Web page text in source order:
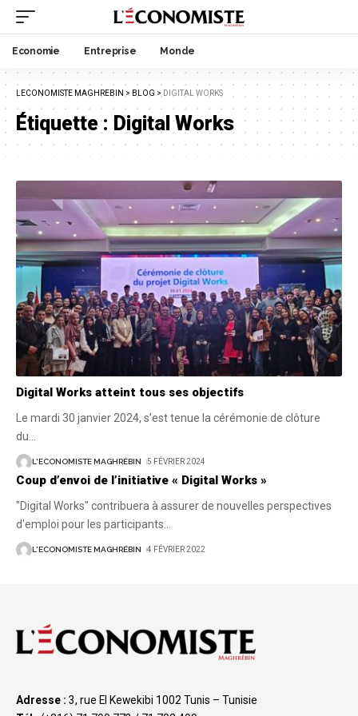
Economie Entreprise Monde
LECONOMISTE MAGHREBIN > BLOG > DIGITAL WORKS
Étiquette :Digital Works
Digital Works atteint tous ses objectifs
Le mardi 30 janvier 2024, s’est tenue la cérémonie de clôture
du
L'ECONOMISTE MAGHRÉBIN 5 FÉVRIER 2024
Coup d’envoi de l’initiative « Digital Works »
"Digital Works" contribuera à assurer de nouvelles perspectives
d'emploi pour les participants
L'ECONOMISTE MAGHRÉBIN 4 FÉVRIER 2022
Adresse : 3, rue El Kewekibi 1002 Tunis – Tunisie